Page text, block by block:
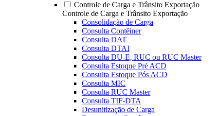
Controle de Carga e Trânsito Exportação
Controle de Carga e Trânsito Exportação
Consolidação de Carga
Consulta Contêiner
Consulta DAT
Consulta DTAI
Consulta DU-E, RUC ou RUC Master
Consulta Estoque Pré ACD
Consulta Estoque Pós ACD
Consulta MIC
Consulta RUC Master
Consulta TIF-DTA
Desunitização de Carga